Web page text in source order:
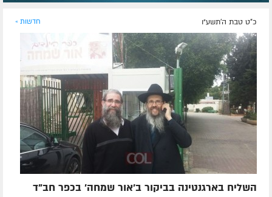
כ"ט טבת ה׳תשע״ו חדשות »
השליח בארגנטינה בביקור ב'אור שמחה' בכפר חב"ד